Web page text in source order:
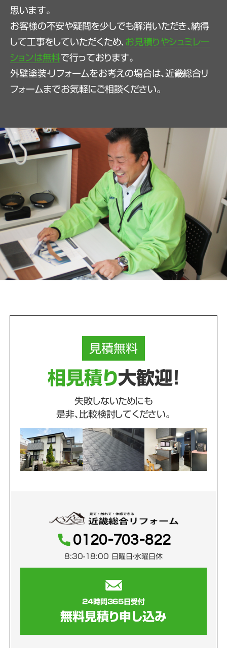
思います。
お客様の不安や疑問を少しでも解消いただき、納得
して工事をしていただくため、 お見積りやシュミレー
ションは無料で行っております。
外壁塗装・リフォームをお考えの場合は、近畿総合リ
フォームまでお気軽にご相談ください。
見積無料
相見積り大歓迎！
失敗しないためにも
是非、比較検討してください。
0120-703-822
8:30-18:00 日曜日・水曜日休
24時間365日受付
無料見積り申し込み